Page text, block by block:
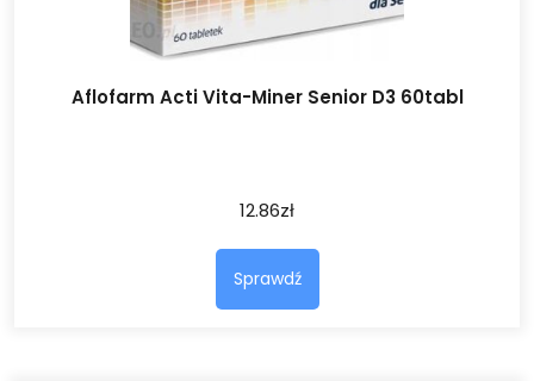
Aflofarm Acti Vita-Miner Senior D3 60tabl
12.86zł
Sprawdź